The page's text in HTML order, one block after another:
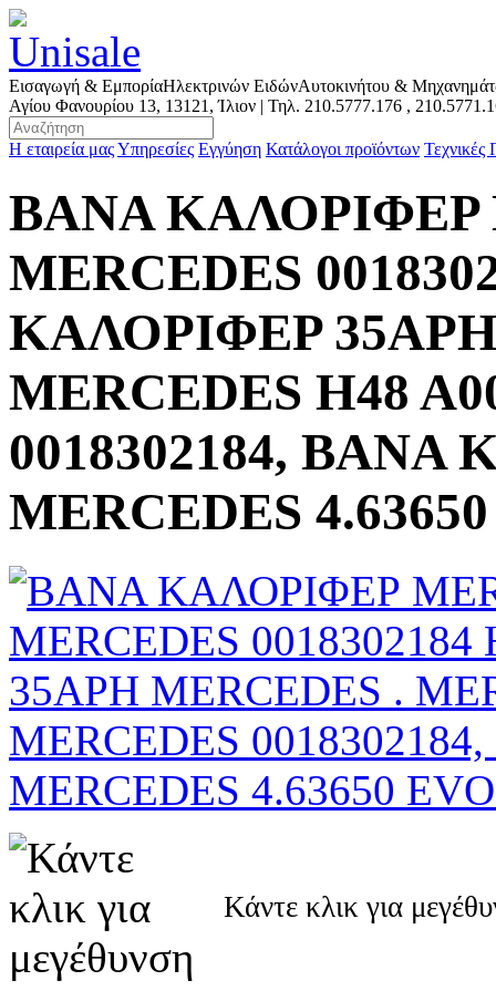
Εισαγωγή & ΕμπορίαΗλεκτρινών ΕιδώνΑυτοκινήτου &
Αγίου Φανουρίου 13, 13121, Ίλιον | Τηλ. 210.5777.176 ,
Η εταιρεία μαςΥπηρεσίες Εγγύηση Κατάλογοι προϊόντων Τεχνικές
ΒΑΝΑ ΚΑΛΟΡΙΦΕΡ
MERCEDES
ΚΑΛΟΡΙΦΕΡ 35ΑΡΗ
MERCEDES H48
0018302184, ΒΑΝΑ
MERCEDES
Κάντε κλικ για